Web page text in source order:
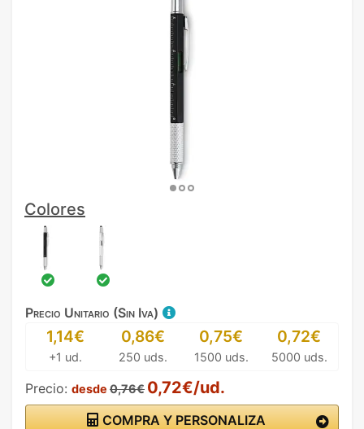
Colores
Precio Unitario (Sin Iva)
1,14€
+1 ud.
0,86€
250 uds.
0,75€
1500 uds.
0,72€
5000 uds.
Precio: desde 0,76€ 0,72€/ud.
COMPRA Y PERSONALIZA